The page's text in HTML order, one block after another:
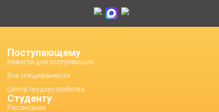
Поступающему
Новости для поступающих
Все специальности
Центр трудоустройства
Студенту
Расписание